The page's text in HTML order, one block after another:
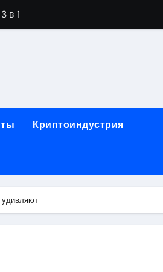
в 1
объектов и конструкций
актуальных профессий
споров и правовые
риски и правовой статус услуг
Криптоиндустрия
удивляют